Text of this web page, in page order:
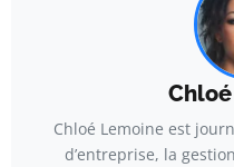
Chloé Lemoine est
d’entreprise, la